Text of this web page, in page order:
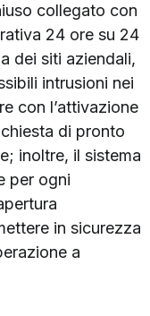
collegato con
24 ore su 24
dei siti aziendali,
intrusioni nei
con l’attivazione
di pronto
inoltre, il sistema
per ogni
in sicurezza
a